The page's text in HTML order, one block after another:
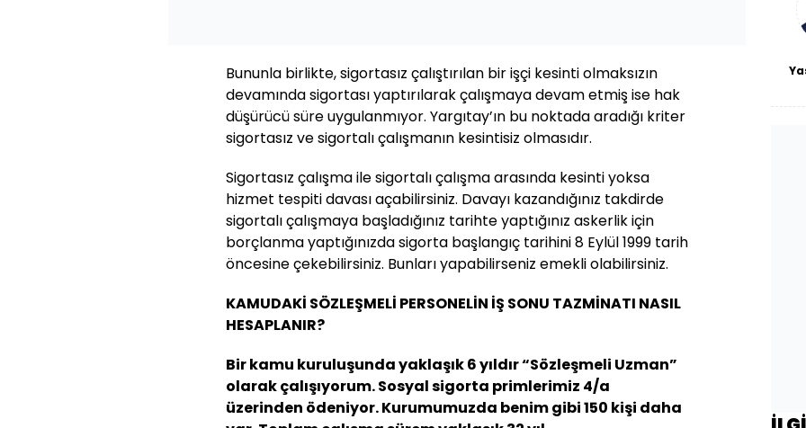
Bununla birlikte, sigortasız çalıştırılan bir işçi kesinti olmaksızın
devamında sigortası yaptırılarak çalışmaya devam etmiş ise hak
düşürücü süre uygulanmıyor. Yargıtay’ın bu noktada aradığı kriter
sigortasız ve sigortalı çalışmanın kesintisiz olmasıdır.
Sigortasız çalışma ile sigortalı çalışma arasında kesinti yoksa
hizmet tespiti davası açabilirsiniz. Davayı kazandığınız takdirde
sigortalı çalışmaya başladığınız tarihte yaptığınız askerlik için
borçlanma yaptığınızda sigorta başlangıç tarihini 8 Eylül 1999 tarih
öncesine çekebilirsiniz. Bunları yapabilirseniz emekli olabilirsiniz.
KAMUDAKİ SÖZLEŞMELİ PERSONELİN İŞ SONU TAZMİNATI NASIL
HESAPLANIR?
Bir kamu kuruluşunda yaklaşık 6 yıldır “Sözleşmeli Uzman”
olarak çalışıyorum. Sosyal sigorta primlerimiz 4/a
üzerinden ödeniyor. Kurumumuzda benim gibi 150 kişi daha